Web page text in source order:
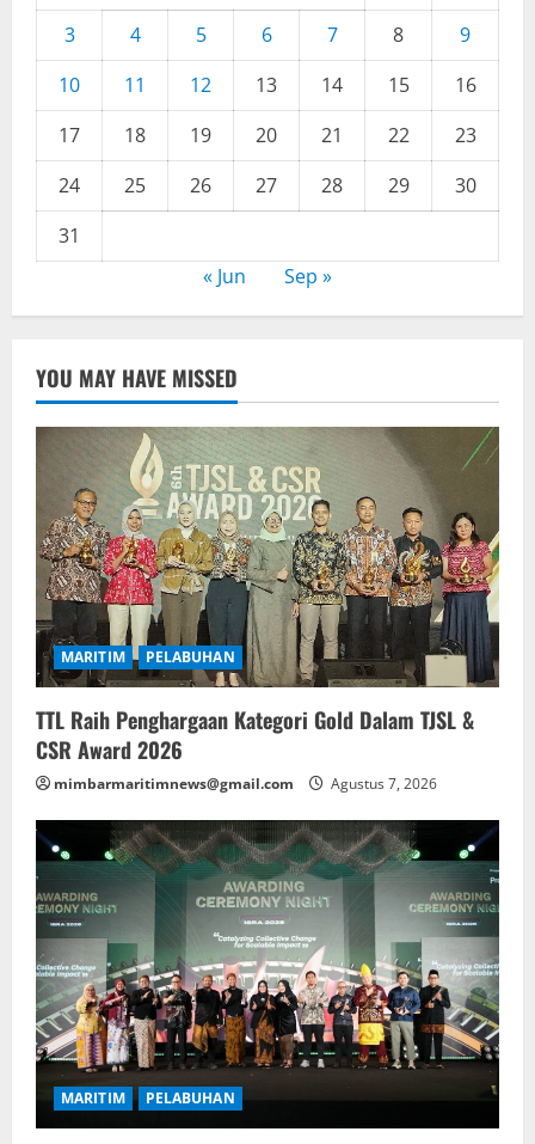
3
4 5 6 7 8
9
10
11 12 13 14 15
16
17
18 19 20 21 22
23
24
25 26 27 28 29
30
31
« Jun
Sep »
YOU MAY HAVE MISSED
MARITIM PELABUHAN
TTL Raih Penghargaan Kategori Gold Dalam TJSL &
CSR Award 2026
mimbarmaritimnews@gmail.com Agustus 7, 2026
MARITIM PELABUHAN